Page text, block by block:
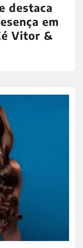
destaca
em
Vitor &